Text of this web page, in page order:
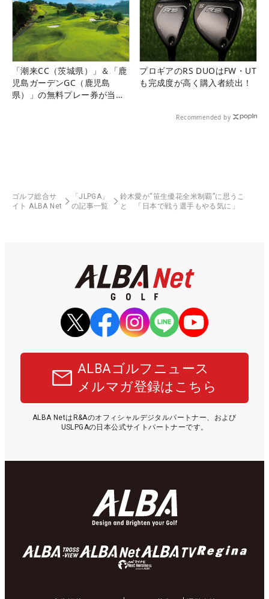
「潮来CC（茨城県）」＆「鹿
児島ガーデンGC（鹿児島
県）」の無料プレー券が当た
プロギアのRS DUOはFW・UT
も完成度が高く購入者続出！
Recommended by
ゴルフ総合サ
イト ALBA Net
「JLPGA」
の記事一覧
鈴木愛が“笹生優花全米制覇”に思うこ
と 「日本で戦う選手もやる気に」
ALBAゴルフニュース
メルマガ登録はこちら
ALBA NetはR&Aのオフィシャルデジタルパートナー、および
USLPGAの日本公式サイトパートナーです。